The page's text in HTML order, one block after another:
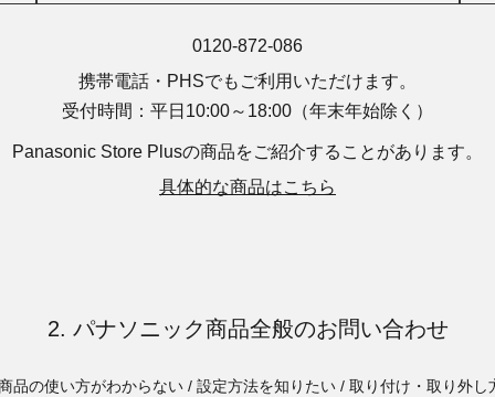
0120-872-086
携帯電話・PHSでもご利用いただけます。
受付時間：平日10:00～18:00 （年末年始除く）
Panasonic Store Plusの商品をご紹介することがあります。
具体的な商品はこちら
2. パナソニック商品全般のお問い合わせ
品の使い方がわからない / 設定方法を知りたい / 取り付け・取り外し